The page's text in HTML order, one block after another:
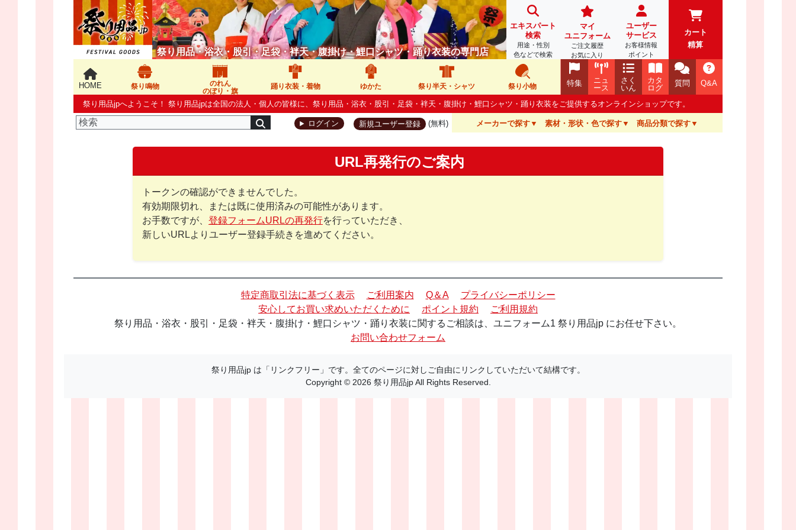
祭り用品・浴衣・股引・足袋・袢天・腹掛け・鯉口シャツ・踊り衣装の専門店
エキスパート
検索
用途・性別
色などで検索
マイ
ユニフォーム
ご注文履歴
お気に入り
ユーザー
サービス
お客様情報
ポイント
カート
精算
HOME 祭り鳴物
のれん
のぼり・旗
踊り衣装・着物 ゆかた 祭り半天・シャツ 祭り小物 Q&A
質問
カタ
ログ
さく
いん
ニュ
ース
特集
祭り用品jpへようこそ！ 祭り用品jpは全国の法人・個人の皆様に、祭り用品・浴衣・股引・足袋・袢天・腹掛け・鯉口シャツ・踊り衣装をご提供するオンラインショップです。
ログイン 新規ユーザー登録 (無料) メーカーで探す 素材・形状・色で探す 商品分類で探す
URL再発行のご案内
トークンの確認ができませんでした。
有効期限切れ、または既に使用済みの可能性があります。
お手数ですが、 登録フォームURLの再発行を行っていただき、
新しいURLよりユーザー登録手続きを進めてください。
特定商取引法に基づく表示 ご利用案内 Q＆A
プライバシーポリシー
安心してお買い求めいただくために
ポイント規約
ご利用規約
祭り用品・浴衣・股引・足袋・袢天・腹掛け・鯉口シャツ・踊り衣装に関するご相談は、ユニフォーム1 祭り用品jp にお任せ下さい。
お問い合わせフォーム
祭り用品jp は「リンクフリー」です。全てのページに対しご自由にリンクしていただいて結構です。
Copyright © 2026 祭り用品jp All Rights Reserved.